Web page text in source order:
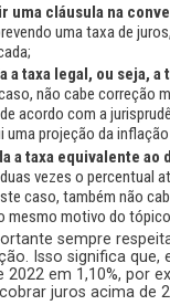
uma cláusula na
uma taxa de
a taxa legal, ou seja, a
não cabe correção
acordo com a
uma projeção da
a taxa equivalente ao
vezes o percentual
caso, também não
mesmo motivo do
sempre
Isso significa que,
2022 em 1,10%, por
juros acima de